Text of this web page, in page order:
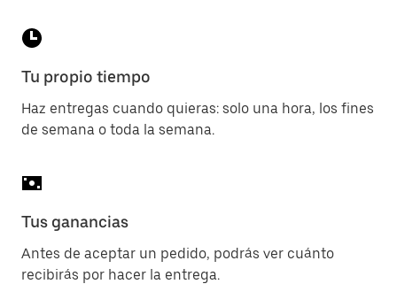
Tu propio tiempo
Haz entregas cuando quieras: solo una hora, los fines
de semana o toda la semana.
Tus ganancias
Antes de aceptar un pedido, podrás ver cuánto
recibirás por hacer la entrega.